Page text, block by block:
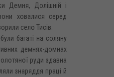
Демня, Долішній і
ховалися серед
село Тисів.
багаті на соляну
демнях-домнах
руди здавна
знаряддя праці й